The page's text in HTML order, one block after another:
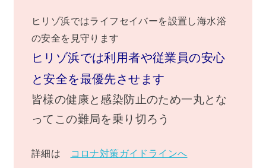
ヒリゾ浜ではライフセイバーを設置し海水浴
の安全を見守ります
ヒリゾ浜では利用者や従業員の安心
と安全を最優先させます
皆様の健康と感染防止のため一丸とな
ってこの難局を乗り切ろう
詳細は コロナ対策ガイドラインへ